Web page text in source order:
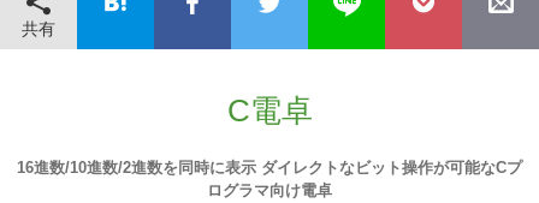
共有
C電卓
16進数/10進数/2進数を同時に表示 ダイレクトなビット操作が可能なCプ
ログラマ向け電卓